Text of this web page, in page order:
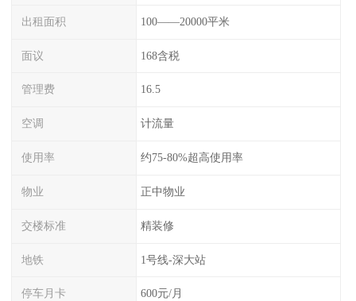
出租面积 100——20000平米
面议 168含税
管理费 16.5
空调 计流量
使用率 约75-80%超高使用率
物业 正中物业
交楼标准 精装修
地铁 1号线-深大站
停车月卡 600元/月